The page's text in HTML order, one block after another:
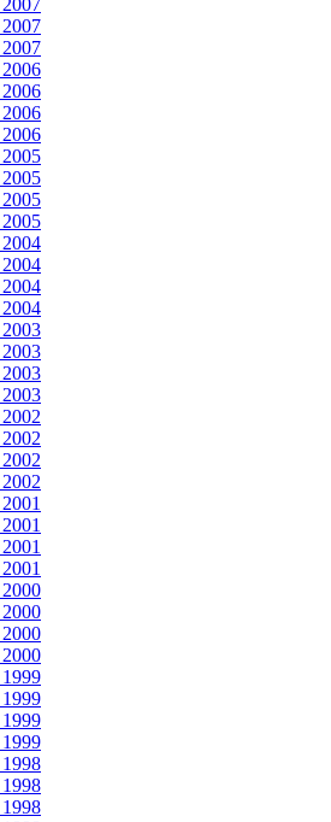
2007
2007
2007
2006
2006
2006
2006
2005
2005
2005
2005
2004
2004
2004
2004
2003
2003
2003
2003
2002
2002
2002
2002
2001
2001
2001
2001
2000
2000
2000
2000
1999
1999
1999
1999
1998
1998
1998